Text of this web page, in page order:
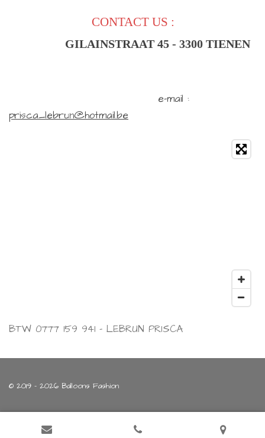
CONTACT US :
GILAINSTRAAT 45 - 3300 TIENEN
e-mail :
prisca_lebrun@hotmail.be
BTW 0777 159 941 - LEBRUN PRISCA
© 2019 - 2026 Balloons Fashion